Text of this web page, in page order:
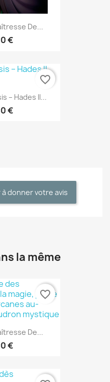
De...
€
– Hades II...
€
favorite_border
donner votre avis
la même
De...
€
favorite_border